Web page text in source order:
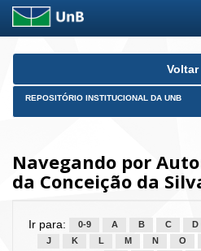
Skip
Voltar
REPOSITÓRIO INSTITUCIONAL DA UNB
Navegando por
da Conceição da
Ir para: 0-9 A B C D
J
K L M N O